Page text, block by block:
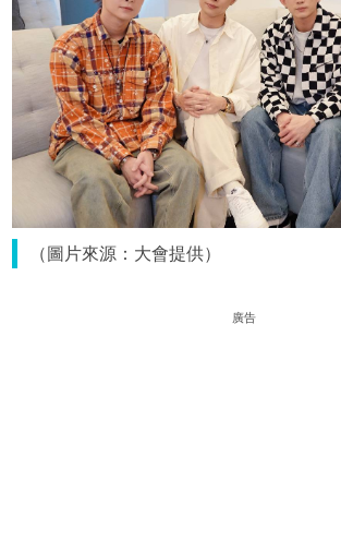
（圖片來源：大會提供）
廣告